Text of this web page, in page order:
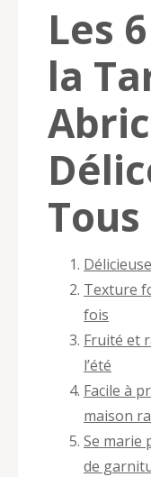
Les
la
Tous
Texture
fois
Fruité et
l’été
Facile à
maison
Se marie
de